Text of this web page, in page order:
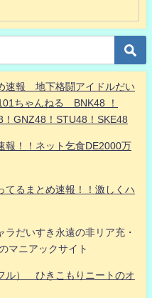
速報 地下格闘アイドルだい
ちゃんねる BNK48 ！
GNZ48！STU48！SKE48
報！！ネット乞食DE2000万
てるまとめ速報！！激しくハ
だいすき永遠の非リア充・
マニアックサイト
ル） ひきこもりニートのオ